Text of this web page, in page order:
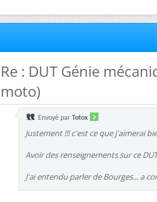
Re : DUT Génie
moto)
Envoyé par Totox
Justement !!! c'est ce que j'aimerai
Avoir des renseignements sur ce
J'ai entendu parler de Bourges... a